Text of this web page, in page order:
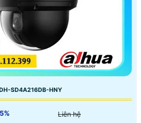
SD4A216DB-HNY
Liên hệ